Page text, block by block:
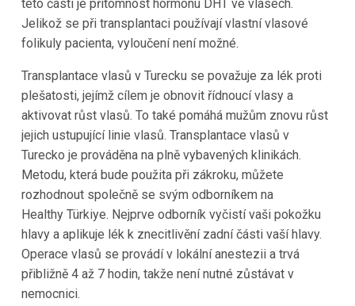
této části je přítomnost hormonu DHT ve vlasech.
Jelikož se při transplantaci používají vlastní vlasové
folikuly pacienta, vyloučení není možné.
Transplantace vlasů v Turecku se považuje za lék proti
plešatosti, jejímž cílem je obnovit řídnoucí vlasy a
aktivovat růst vlasů. To také pomáhá mužům znovu růst
jejich ustupující linie vlasů. Transplantace vlasů v
Turecko je prováděna na plně vybavených klinikách.
Metodu, která bude použita při zákroku, můžete
rozhodnout společně se svým odborníkem na
Healthy Türkiye. Nejprve odborník vyčistí vaši pokožku
hlavy a aplikuje lék k znecitlivění zadní části vaší hlavy.
Operace vlasů se provádí v lokální anestezii a trvá
přibližně 4 až 7 hodin, takže není nutné zůstávat v
nemocnici.